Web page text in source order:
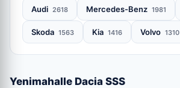
Audi 2618 Mercedes-Benz 1981
Skoda 1563 Kia 1416 Volvo 1310
Yenimahalle Dacia SSS